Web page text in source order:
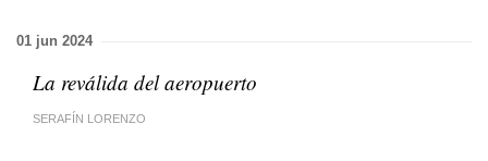
01 jun 2024
La reválida del aeropuerto
SERAFÍN LORENZO